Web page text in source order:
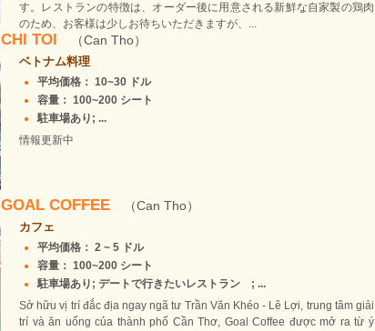
す。レストランの特徴は、オーダー後に用意される新鮮な自家製の鶏肉
のため、お客様は少しお待ちいただきますが、...
CHI TOI （Can Tho）
ベトナム料理
平均価格： 10~30 ドル
容量： 100~200 シート
駐車場あり; ...
情報更新中
GOAL COFFEE （Can Tho）
カフェ
平均価格： 2 ~ 5 ドル
容量： 100~200 シート
駐車場あり; デートで行きたいレストラン ; ...
Sở hữu vị trí đắc địa ngay ngã tư Trần Văn Khéo - Lê Lợi, trung tâm giải
trí và ăn uống của thành phố Cần Thơ, Goal Coffee được mở ra từ ý